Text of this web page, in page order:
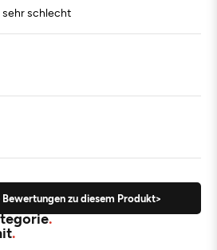
sehr schlecht
zu diesem Produkt>